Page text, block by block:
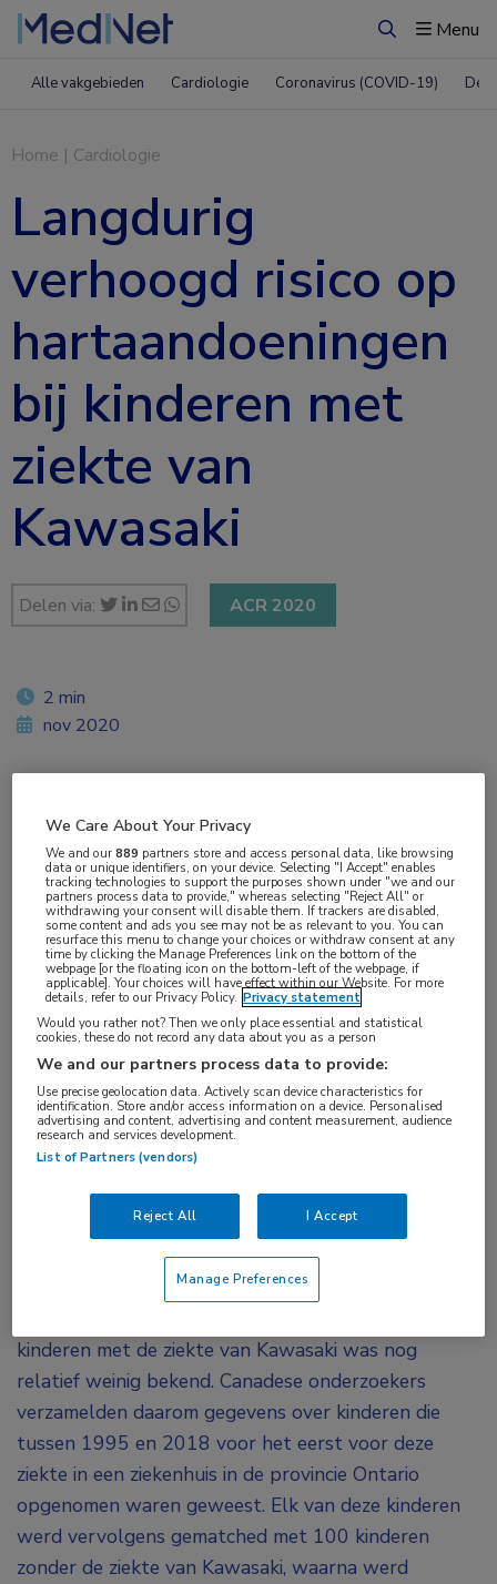
ZoekenMenu
Alle vakgebieden Cardiologie Coronavirus (COVID-19)
Home | Cardiologie
Langdurig
verhoogd risico op
hartaandoeningen
bij kinderen met
ziekte van
Kawasaki
Delen via: ACR 2020
Bij kinderen die zijn opgenomen voor de ziekte
van Kawasaki is het risico op cardiovasculaire
problemen langdurig verhoogd. Uit een
tijdens ACR Convergence 2020 bleek dat na een
mediane follow-up van ruim 11 jaar meer dan
16% een cardiovasculair event doormaakte.
kinderen met de ziekte van Kawasaki was nog
relatief weinig bekend. Canadese onderzoekers
verzamelden daarom gegevens over kinderen die
tussen 1995 en 2018 voor het eerst voor deze
ziekte in een ziekenhuis in de provincie Ontario
opgenomen waren geweest. Elk van deze kinderen
werd vervolgens gematched met 100 kinderen
zonder de ziekte van Kawasaki, waarna werd
2 min
nov 2020
Vakgebieden:
Cardiologie,Reumatologie
Aandachtsgebieden:
Vasculitis
Tags:
arteriitis,vasculitis
We Care About Your Privacy
We and our889 partners store and access personal data, like browsing
data or unique identifiers, on your device. Selecting "I Accept" enables
tracking technologies to support the purposes shown under "we and our
partners process data to provide," whereas selecting "Reject All" or
withdrawing your consent will disable them. If trackers are disabled,
some content and ads you see may not be as relevant to you. You can
resurface this menu to change your choices or withdraw consent at any
time by clicking the Manage Preferences link on the bottom of the
webpage [or the floating icon on the bottom-left of the webpage, if
applicable]. Your choices will have effect within our Website. For more
details, refer to our Privacy Policy. Privacy statement
Would you rather not? Then we only place essential and statistical
cookies, these do not record any data about you as a person
We and our partners process data to provide:
Use precise geolocation data. Actively scan device characteristics for
identification. Store and/or access information on a device. Personalised
advertising and content, advertising and content measurement, audience
research and services development.
List of Partners (vendors)
Reject All I Accept
Manage Preferences